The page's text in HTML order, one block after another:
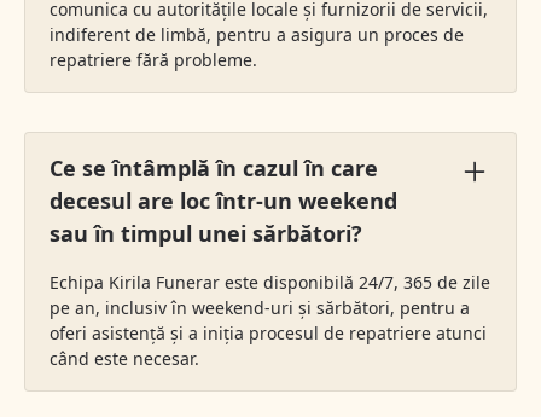
comunica cu autoritățile locale și furnizorii de servicii,
indiferent de limbă, pentru a asigura un proces de
repatriere fără probleme.
Ce se întâmplă în cazul în care
decesul are loc într-un weekend
sau în timpul unei sărbători?
Echipa Kirila Funerar este disponibilă 24/7, 365 de zile
pe an, inclusiv în weekend-uri și sărbători, pentru a
oferi asistență și a iniția procesul de repatriere atunci
când este necesar.